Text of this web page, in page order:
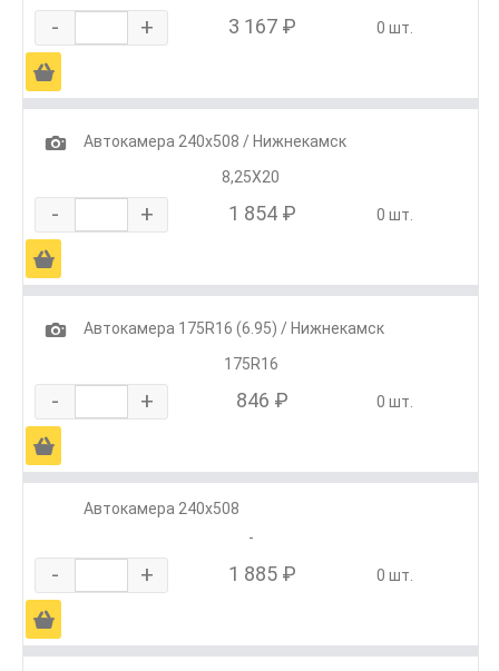
- + 3 167 ₽ 0 шт.
Ä
1
Автокамера 240х508 / Нижнекамск
8,25Х20
- + 1 854 ₽ 0 шт.
Ä
1
Автокамера 175R16 (6.95) / Нижнекамск
175R16
- + 846 ₽ 0 шт.
Ä
Автокамера 240х508
-
- + 1 885 ₽ 0 шт.
Ä